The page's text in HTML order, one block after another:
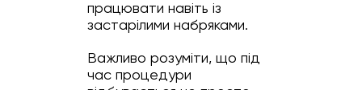
працювати навіть із
застарілими набряками.
Важливо розуміти, що під
час процедури